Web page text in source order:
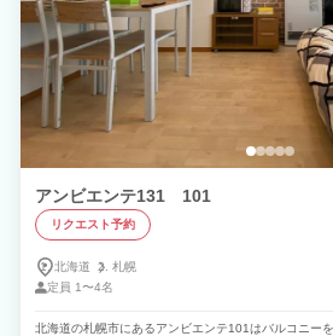
アンビエンテ131 101
リクエスト予約
北海道
札幌
定員 1〜4名
北海道の札幌市にあるアンビエンテ101はバルコニー